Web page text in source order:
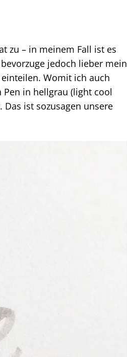
zu – in meinem Fall ist es
jedoch lieber mein
Womit ich auch
in hellgrau (light cool
Das ist sozusagen unsere